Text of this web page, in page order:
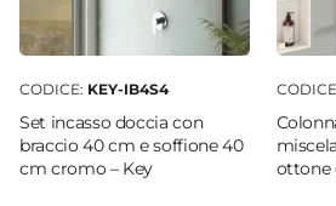
CODICE: KEY-IB4S4
Set incasso doccia con
braccio 40 cm e soffione 40
cm cromo – Key
ottone